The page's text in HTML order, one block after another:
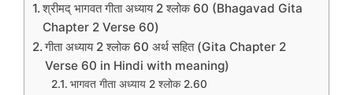
श्रीमद् भागवत गीता अध्याय 2 श्लोक 60 (Bhagavad Gita
Chapter 2 Verse 60)
गीता अध्याय 2 श्लोक 60 अर्थ सहित (Gita Chapter 2
Verse 60 in Hindi with meaning)
भागवत गीता अध्याय 2 श्लोक 2.60